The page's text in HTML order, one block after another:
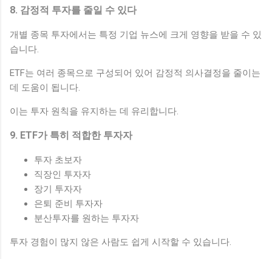
8. 감정적 투자를 줄일 수 있다
개별 종목 투자에서는 특정 기업 뉴스에 크게 영향을 받을 수 있
습니다.
ETF는 여러 종목으로 구성되어 있어 감정적 의사결정을 줄이는
데 도움이 됩니다.
이는 투자 원칙을 유지하는 데 유리합니다.
9. ETF가 특히 적합한 투자자
투자 초보자
직장인 투자자
장기 투자자
은퇴 준비 투자자
분산투자를 원하는 투자자
투자 경험이 많지 않은 사람도 쉽게 시작할 수 있습니다.